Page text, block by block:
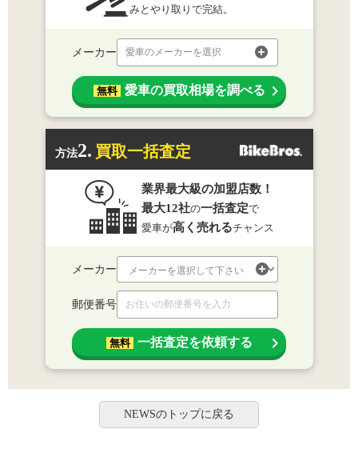
みとやり取りで完結。
メーカー 愛車のメーカーを選択
無料 愛車の買取相場を調べる
方法2. 買取一括査定
業界最大級の加盟店数！
最大12社の一括査定で
愛車が高く売れるチャンス
メーカー
郵便番号
無料 一括査定を依頼する
NEWSのトップに戻る